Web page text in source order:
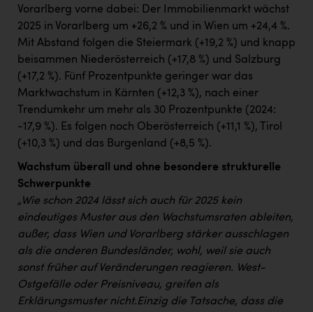
Vorarlberg vorne dabei: Der Immobilienmarkt wächst
2025 in Vorarlberg um +26,2 % und in Wien um +24,4 %.
Mit Abstand folgen die Steiermark (+19,2 %) und knapp
beisammen Niederösterreich (+17,8 %) und Salzburg
(+17,2 %). Fünf Prozentpunkte geringer war das
Marktwachstum in Kärnten (+12,3 %), nach einer
Trendumkehr um mehr als 30 Prozentpunkte (2024:
-17,9 %). Es folgen noch Oberösterreich (+11,1 %), Tirol
(+10,3 %) und das Burgenland (+8,5 %).
Wachstum überall und ohne besondere strukturelle
Schwerpunkte
„Wie schon 2024 lässt sich auch für 2025 kein
eindeutiges Muster aus den Wachstumsraten ableiten,
außer, dass Wien und Vorarlberg stärker ausschlagen
als die anderen Bundesländer, wohl, weil sie auch
sonst früher auf Veränderungen reagieren. West-
Ostgefälle oder Preisniveau, greifen als
Erklärungsmuster nicht.Einzig die Tatsache, dass die